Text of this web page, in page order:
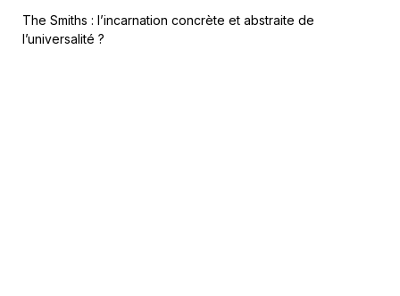
The Smiths : l’incarnation concrète et abstraite de
l’universalité ?